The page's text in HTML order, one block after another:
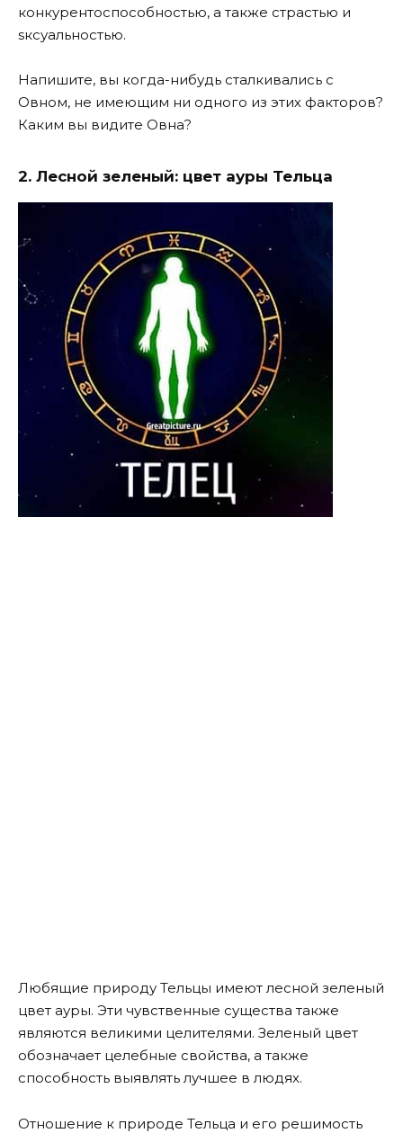
конкурентоспособностью, а также страстью и
sксуальностью.
Напишите, вы когда-нибудь сталкивались с
Овном, не имеющим ни одного из этих факторов?
Каким вы видите Овна?
2. Лесной зеленый: цвет ауры Тельца
Любящие природу Тельцы имеют лесной зеленый
цвет ауры. Эти чувственные существа также
являются великими целителями. Зеленый цвет
обозначает целебные свойства, а также
способность выявлять лучшее в людях.
Отношение к природе Тельца и его решимость